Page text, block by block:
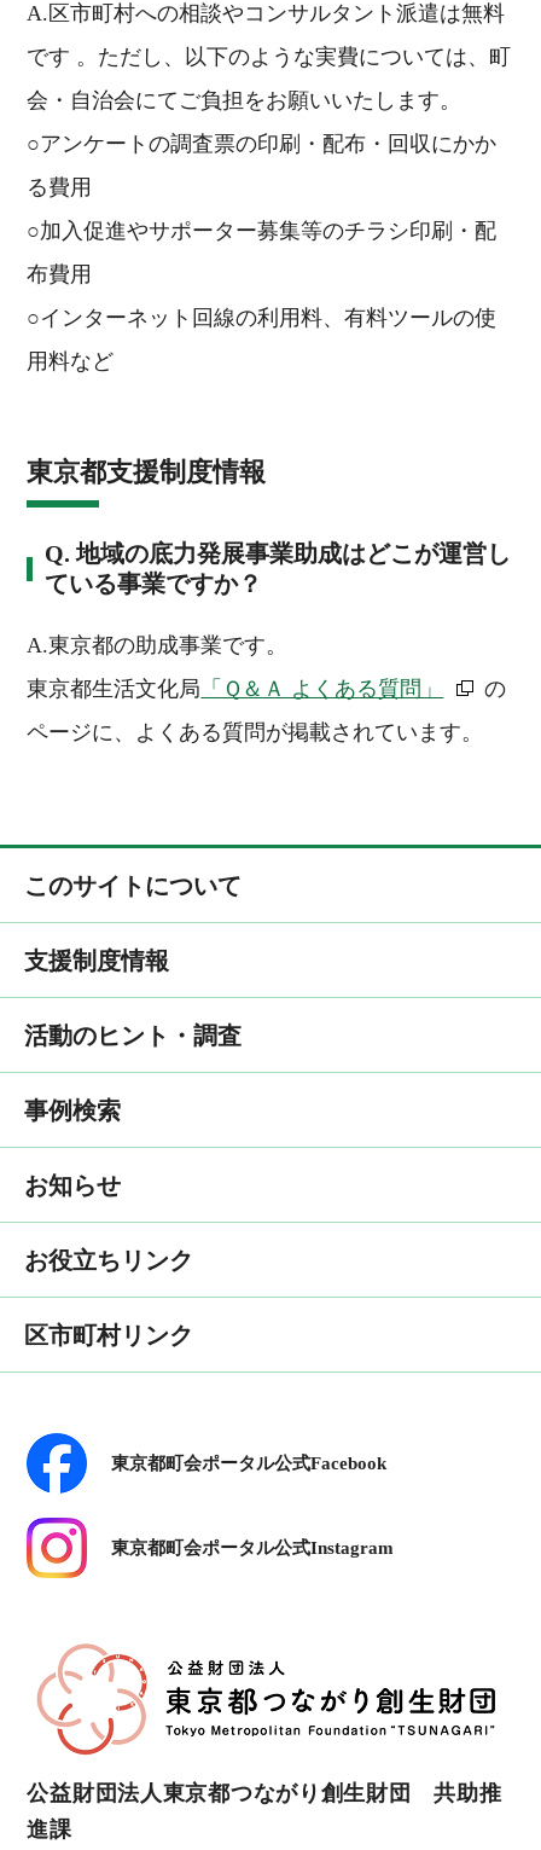
A.区市町村への相談やコンサルタント派遣は無料
です 。ただし、以下のような実費については、町
会・自治会にてご負担をお願いいたします。
○アンケートの調査票の印刷・配布・回収にかか
る費用
○加入促進やサポーター募集等のチラシ印刷・配
布費用
○インターネット回線の利用料、有料ツールの使
用料など
東京都支援制度情報
Q. 地域の底力発展事業助成はどこが運営し
ている事業ですか？
A.東京都の助成事業です。
東京都生活文化局 「Ｑ＆Ａ よくある質問」
の
ページに、よくある質問が掲載されています。
このサイトについて
支援制度情報
活動のヒント・調査
事例検索
お知らせ
お役立ちリンク
区市町村リンク
東京都町会ポータル公式Facebook
東京都町会ポータル公式Instagram
公益財団法人東京都つながり創生財団 共助推
進課